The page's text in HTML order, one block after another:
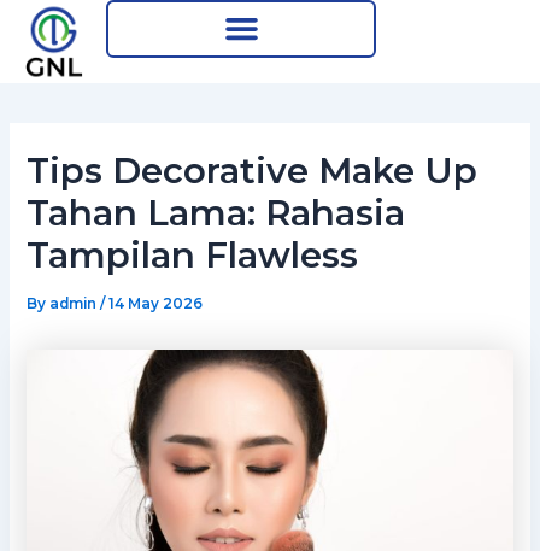
Skip
content
Tips Decorative Make Up
Tahan Lama: Rahasia
Tampilan Flawless
By admin/14 May 2026
Post
navigation